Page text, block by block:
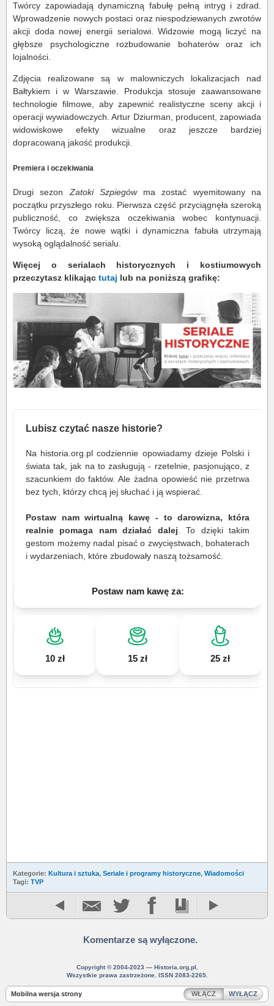
Twórcy zapowiadają dynamiczną fabułę pełną intryg i zdrad.
Wprowadzenie nowych postaci oraz niespodziewanych zwrotów
akcji doda nowej energii serialowi. Widzowie mogą liczyć na
głębsze psychologiczne rozbudowanie bohaterów oraz ich
lojalności.
Zdjęcia realizowane są w malowniczych lokalizacjach nad
Bałtykiem i w Warszawie. Produkcja stosuje zaawansowane
technologie filmowe, aby zapewnić realistyczne sceny akcji i
operacji wywiadowczych. Artur Dziurman, producent, zapowiada
widowiskowe efekty wizualne oraz jeszcze bardziej
dopracowaną jakość produkcji.
Premiera i oczekiwania
Drugi sezonZatoki Szpiegów ma zostać wyemitowany na
początku przyszłego roku. Pierwsza część przyciągnęła szeroką
publiczność, co zwiększa oczekiwania wobec kontynuacji.
Twórcy liczą, że nowe wątki i dynamiczna fabuła utrzymają
wysoką oglądalność serialu.
Więcej o serialach historycznych i kostiumowych
przeczytasz klikając tutaj lub na poniższą grafikę:
Lubisz czytać nasze historie?
Na historia.org.pl codziennie opowiadamy dzieje Polski i
świata tak, jak na to zasługują - rzetelnie, pasjonująco, z
szacunkiem do faktów. Ale żadna opowieść nie przetrwa
bez tych, którzy chcą jej słuchać i ją wspierać.
Postaw nam wirtualną kawę - to darowizna, która
realnie pomaga nam działać dalej . To dzięki takim
gestom możemy nadal pisać o zwycięstwach, bohaterach
i wydarzeniach, które zbudowały naszą tożsamość.
Postaw nam kawę za:
10 zł 15 zł 25 zł
Kategorie: Kultura i sztuka, Seriale i programy historyczne, Wiadomości
Tagi: TVP
Komentarze są wyłączone.
Copyright © 2004-2023 — Historia.org.pl.
Wszystkie prawa zastrzeżone. ISSN 2083-2265.
Mobilna wersja strony WŁĄCZ WYŁĄCZ